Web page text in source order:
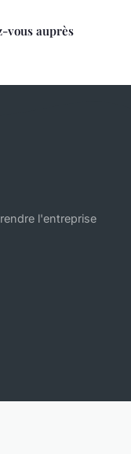
vous auprès
l'entreprise